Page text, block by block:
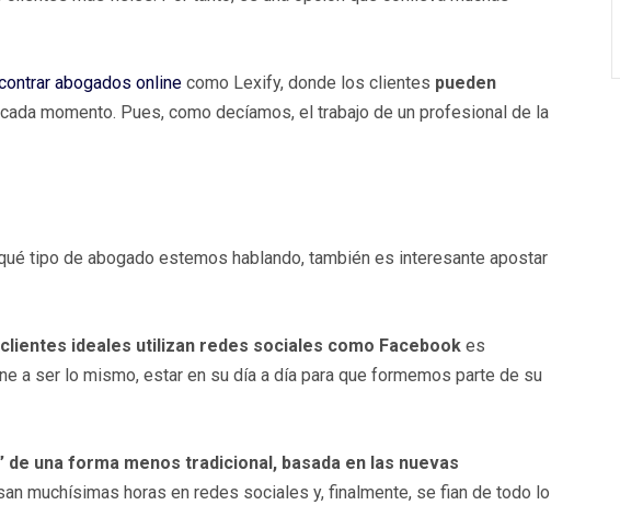
abogados online como Lexify, donde los clientes pueden
momento. Pues, como decíamos, el trabajo de un profesional de la
tipo de abogado estemos hablando, también es interesante apostar
ideales utilizan redes sociales como Facebook es
a ser lo mismo, estar en su día a día para que formemos parte de su
de una forma menos tradicional, basada en las nuevas
muchísimas horas en redes sociales y, finalmente, se fian de todo lo